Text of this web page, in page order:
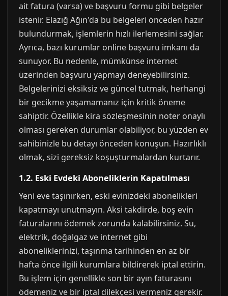
ait fatura (varsa) ve başvuru formu gibi belgeler
istenir. Elazığ Ağın'da bu belgeleri önceden hazır
bulundurmak, işlemlerin hızlı ilerlemesini sağlar.
Ayrıca, bazı kurumlar online başvuru imkanı da
sunuyor. Bu nedenle, mümkünse internet
üzerinden başvuru yapmayı deneyebilirsiniz.
Belgelerinizi eksiksiz ve güncel tutmak, herhangi
bir gecikme yaşamamanız için kritik öneme
sahiptir. Özellikle kira sözleşmesinin noter onaylı
olması gereken durumlar olabiliyor, bu yüzden ev
sahibinizle bu detayı önceden konuşun. Hazırlıklı
olmak, sizi gereksiz koşuşturmalardan kurtarır.
1.2. Eski Evdeki Aboneliklerin Kapatılması
Yeni eve taşınırken, eski evinizdeki abonelikleri
kapatmayı unutmayın. Aksi takdirde, boş evin
faturalarını ödemek zorunda kalabilirsiniz. Su,
elektrik, doğalgaz ve internet gibi
aboneliklerinizi, taşınma tarihinden en az bir
hafta önce ilgili kurumlara bildirerek iptal ettirin.
Bu işlem için genellikle son bir ayın faturasını
ödemeniz ve bir iptal dilekçesi vermeniz gerekir.